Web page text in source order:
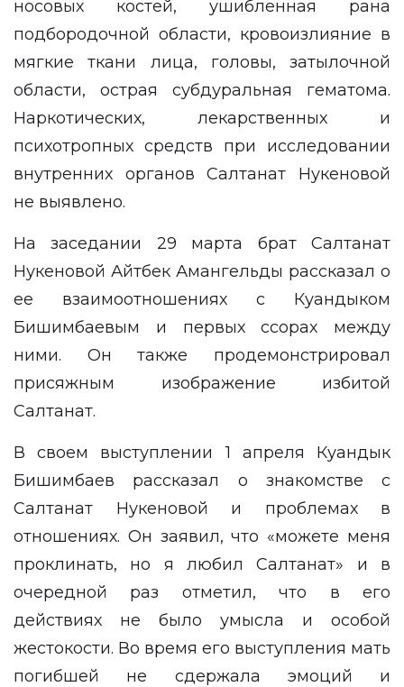
носовых костей, ушибленная рана
подбородочной области, кровоизлияние в
мягкие ткани лица, головы, затылочной
области, острая субдуральная гематома.
Наркотических, лекарственных и
психотропных средств при исследовании
внутренних органов Салтанат Нукеновой
не выявлено.
На заседании 29 марта брат Салтанат
Нукеновой Айтбек Амангельды рассказал о
ее взаимоотношениях с Куандыком
Бишимбаевым и первых ссорах между
ними. Он также продемонстрировал
присяжным изображение избитой
Салтанат.
В своем выступлении 1 апреля Куандык
Бишимбаев рассказал
о знакомстве с
Салтанат Нукеновой и проблемах в
отношениях. Он заявил, что «можете меня
проклинать, но я любил Салтанат» и в
очередной раз отметил, что в его
действиях не было умысла и особой
жестокости. Во время его выступления мать
погибшей не сдержала эмоций и